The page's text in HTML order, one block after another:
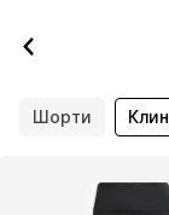
Шорти